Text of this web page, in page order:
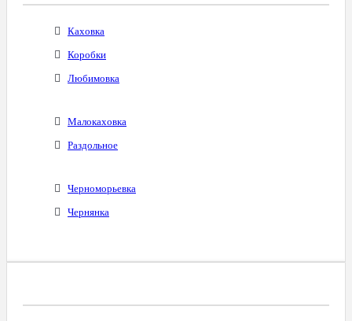
Каховка
Коробки
Любимовка
Малокаховка
Раздольное
Черноморьевка
Чернянка